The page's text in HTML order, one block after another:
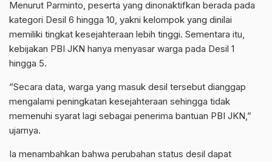
Menurut Parminto, peserta yang dinonaktifkan berada pada
kategori Desil 6 hingga 10, yakni kelompok yang dinilai
memiliki tingkat kesejahteraan lebih tinggi. Sementara itu,
kebijakan PBI JKN hanya menyasar warga pada Desil 1
hingga 5.
“Secara data, warga yang masuk desil tersebut dianggap
mengalami peningkatan kesejahteraan sehingga tidak
memenuhi syarat lagi sebagai penerima bantuan PBI JKN,”
ujarnya.
Ia menambahkan bahwa perubahan status desil dapat